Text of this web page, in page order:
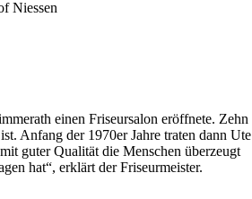
Niessen
einen Friseursalon eröffnete. Zehn
Anfang der 1970er Jahre traten dann Ute
guter Qualität die Menschen überzeugt
hat“, erklärt der Friseurmeister.